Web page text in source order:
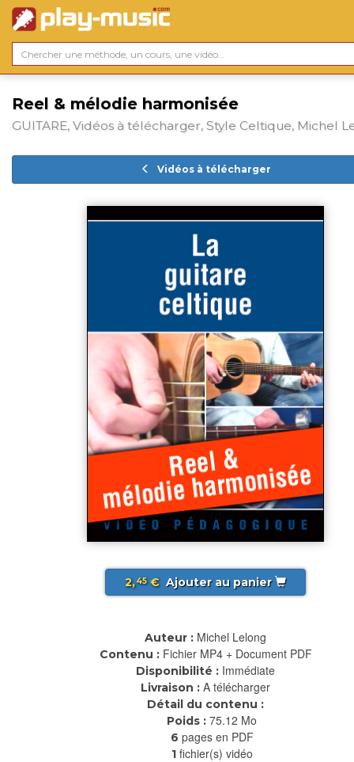
Reel & mélodie harmonisée
GUITARE, Vidéos à télécharger, Style Celtique, Michel
Vidéos à télécharger
2,45€ Ajouter au panier
Auteur : Michel Lelong
Contenu : Fichier MP4 + Document PDF
Disponibilité : Immédiate
Livraison : A télécharger
Détail du contenu :
Poids : 75.12 Mo
6 pages en PDF
1 fichier(s) vidéo